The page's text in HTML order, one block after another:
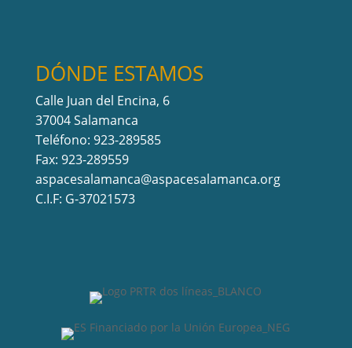
DÓNDE ESTAMOS
Calle Juan del Encina, 6
37004 Salamanca
Teléfono: 923-289585
Fax: 923-289559
aspacesalamanca@aspacesalamanca.org
C.I.F: G-37021573